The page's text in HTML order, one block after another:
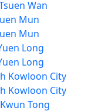
Wan
Mun
Mun
Long
Long
Kowloon City
Kowloon City
Tong